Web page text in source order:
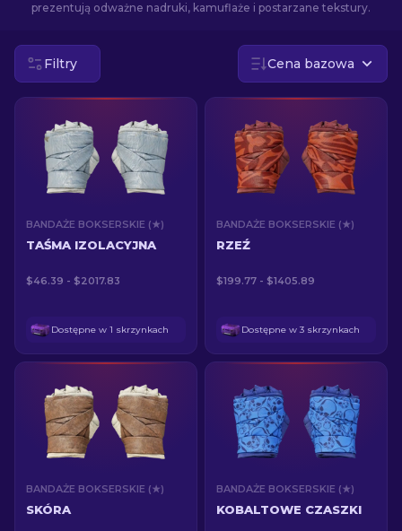
prezentują odważne nadruki, kamuflaże i postarzane tekstury.
Filtry Cena bazowa
BANDAŻE BOKSERSKIE (★)
TAŚMA IZOLACYJNA
$46.39 - $2017.83
Dostępne w 1 skrzynkach
BANDAŻE BOKSERSKIE (★)
RZEŹ
$199.77 - $1405.89
Dostępne w 3 skrzynkach
BANDAŻE BOKSERSKIE (★)
SKÓRA
BANDAŻE BOKSERSKIE (★)
KOBALTOWE CZASZKI